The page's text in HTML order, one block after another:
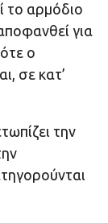
το αρμόδιο
για
ο
σε κατ’
την